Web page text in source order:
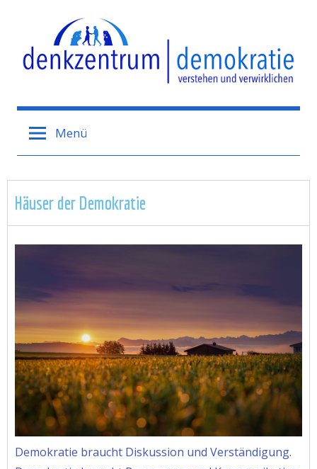
Denkzentrum
Demokratie
Menü
Häuser der Demokratie
Demokratie braucht Diskussion und Verständigung.